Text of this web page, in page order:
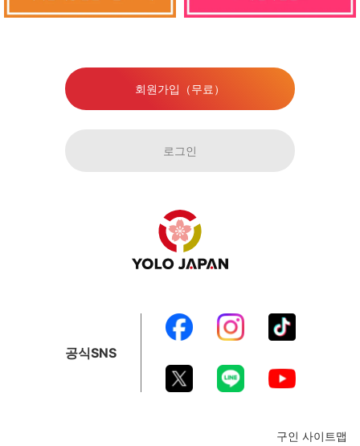
회원가입（무료）
로그인
공식SNS
구인 사이트맵